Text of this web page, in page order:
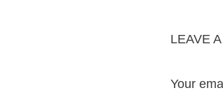
LEAVE A
Your